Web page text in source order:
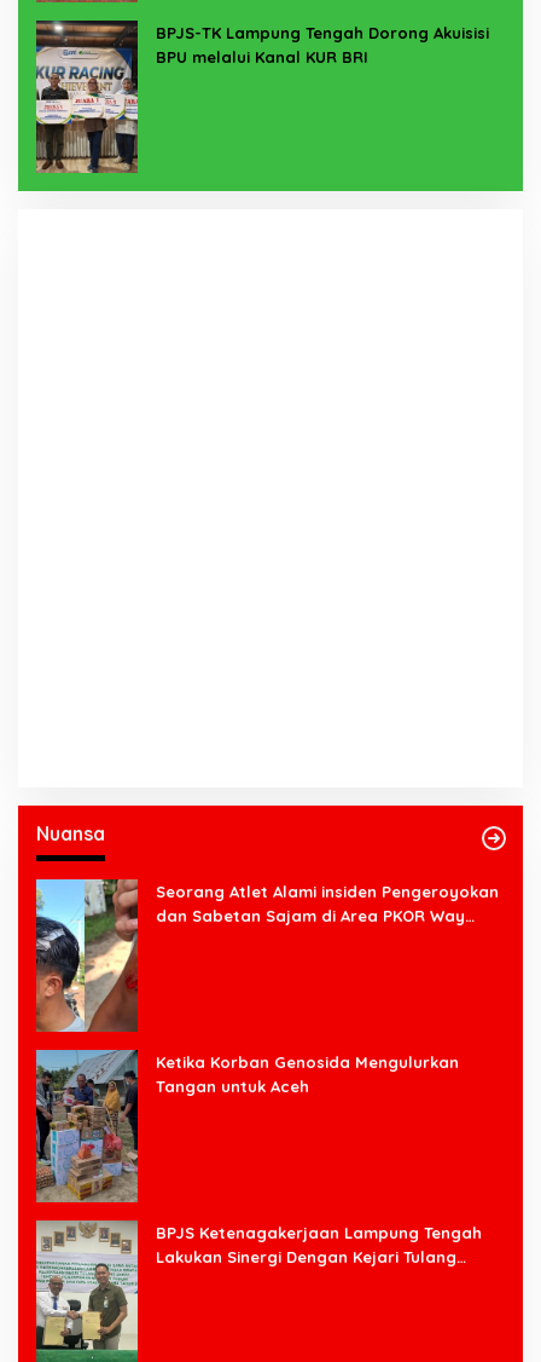
BPJS-TK Lampung Tengah Dorong Akuisisi
BPU melalui Kanal KUR BRI
Nuansa
Seorang Atlet Alami insiden Pengeroyokan
dan Sabetan Sajam di Area PKOR Way
Ketika Korban Genosida Mengulurkan
Tangan untuk Aceh
BPJS Ketenagakerjaan Lampung Tengah
Lakukan Sinergi Dengan Kejari Tulang